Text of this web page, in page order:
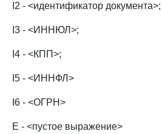
I2 - <идентификатор документа>;
I3 - <ИННЮЛ>;
I4 - <КПП>;
I5 - <ИННФЛ>
I6 - <ОГРН>
Е - <пустое выражение>